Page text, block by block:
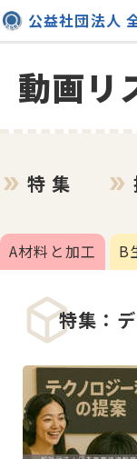
公益社団法人
動画リ
特 集
A材料と加工 B
特集：